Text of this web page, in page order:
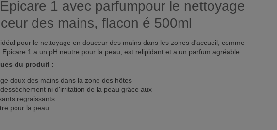
1 avec parfumpour le nettoyage
des mains, flacon é 500ml
pour le nettoyage en douceur des mains dans les zones d'accueil, comme
Epicare 1 a un pH neutre pour la peau, est relipidant et a un parfum agréable.
du produit :
doux des mains dans la zone des hôtes
ni d'irritation de la peau grâce aux
regraissants
pour la peau